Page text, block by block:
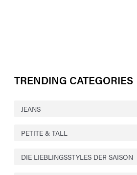
TRENDING CATEGORIES
JEANS
PETITE & TALL
DIE LIEBLINGSSTYLES DER SAISON